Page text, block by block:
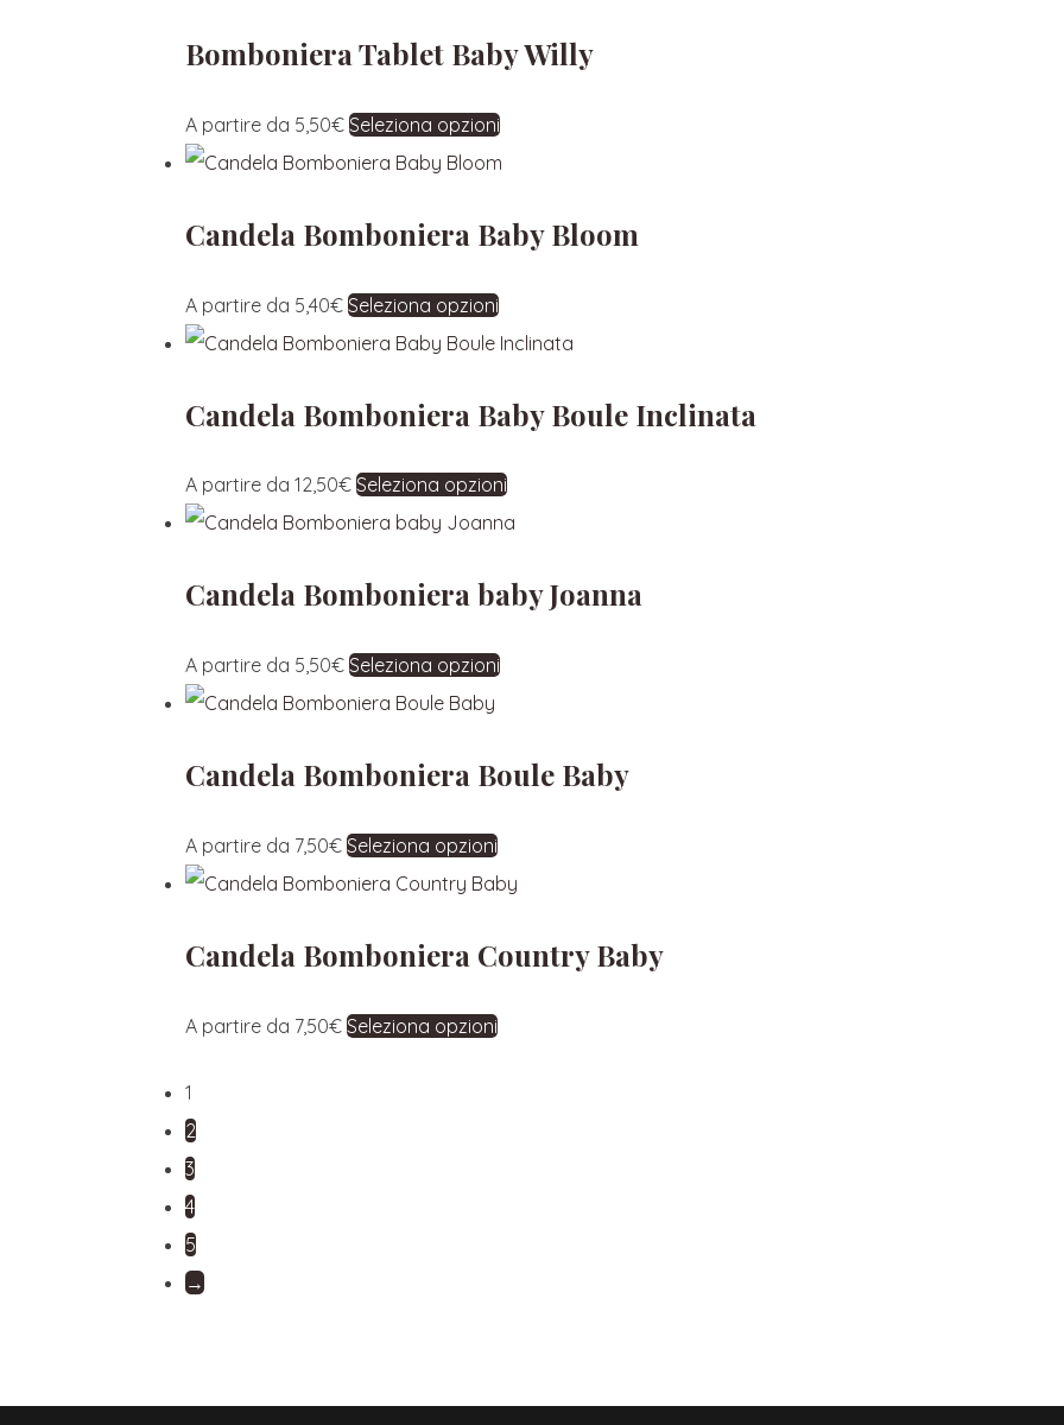
Bomboniera Tablet Baby Willy
A partire da 5,50€ Seleziona opzioni
Candela Bomboniera Baby Bloom
A partire da 5,40€ Seleziona opzioni
Candela Bomboniera Baby Boule Inclinata
A partire da 12,50€ Seleziona opzioni
Candela Bomboniera baby Joanna
A partire da 5,50€ Seleziona opzioni
Candela Bomboniera Boule Baby
A partire da 7,50€ Seleziona opzioni
Candela Bomboniera Country Baby
A partire da 7,50€ Seleziona opzioni
1
2
3
4
5
→